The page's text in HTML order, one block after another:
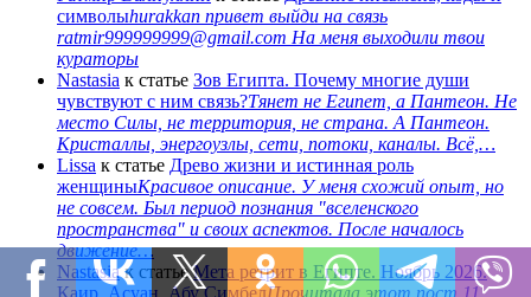
символыhurakkan привет выйди на связь
ratmir999999999@gmail.com На меня выходили твои
кураторы
Nastasia к статье Зов Египта. Почему многие души
чувствуют с ним связь?Тянет не Египет, а Пантеон. Не
место Силы, не территория, не страна. А Пантеон.
Кристаллы, энергоузлы, сети, потоки, каналы. Всё,…
Lissa к статье Древо жизни и истинная роль
женщиныКрасивое описание. У меня схожий опыт, но
не совсем. Был период познания "вселенского
пространства" и своих аспектов. После началось
движение…
Nastasiaк статьеМета ретрит в Египте. Ноябрь 2026.